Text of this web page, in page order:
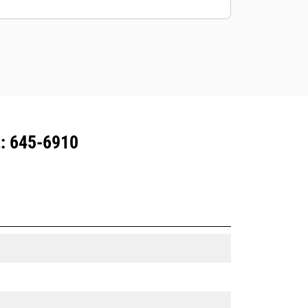
all'attrezzatura con abbonamento
645-6910